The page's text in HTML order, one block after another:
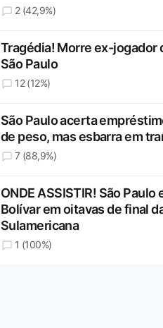
2 (42,9%)
Tragédia! Morre ex-jogador
São Paulo
12 (12%)
São Paulo acerta
de peso, mas esbarra em
7 (88,9%)
ONDE ASSISTIR! São Paulo
Bolívar em oitavas de final
Sulamericana
1 (100%)